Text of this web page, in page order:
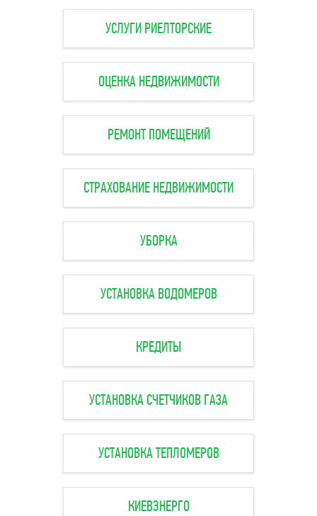
УСЛУГИ РИЕЛТОРСКИЕ
ОЦЕНКА НЕДВИЖИМОСТИ
РЕМОНТ ПОМЕЩЕНИЙ
СТРАХОВАНИЕ НЕДВИЖИМОСТИ
УБОРКА
УСТАНОВКА ВОДОМЕРОВ
КРЕДИТЫ
УСТАНОВКА СЧЕТЧИКОВ ГАЗА
УСТАНОВКА ТЕПЛОМЕРОВ
КИЕВЭНЕРГО